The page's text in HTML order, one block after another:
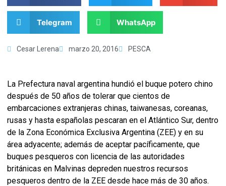
Telegram WhatsApp
Cesar Lerena marzo 20, 2016 PESCA
La Prefectura naval argentina hundió el buque potero chino
después de 50 años de tolerar que cientos de
embarcaciones extranjeras chinas, taiwanesas, coreanas,
rusas y hasta españolas pescaran en el Atlántico Sur, dentro
de la Zona Económica Exclusiva Argentina (ZEE) y en su
área adyacente; además de aceptar pacíficamente, que
buques pesqueros con licencia de las autoridades
británicas en Malvinas depreden nuestros recursos
pesqueros dentro de la ZEE desde hace más de 30 años.